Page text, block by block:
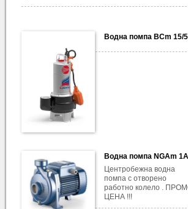
Водна помпа BCm 15/
Водна помпа NGAm 1A
Центробежна водна
помпа с отворено
работно колело .
ЦЕНА !!!